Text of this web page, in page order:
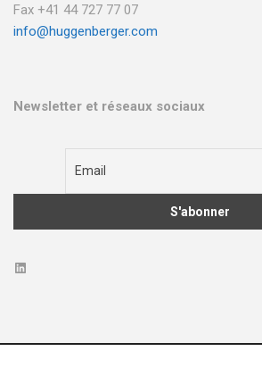
Fax +41 44 727 77 07
info@huggenberger.com
Newsletter et réseaux sociaux